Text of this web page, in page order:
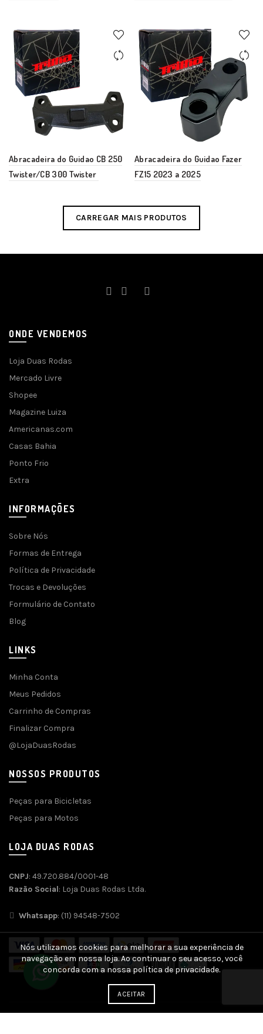
Abracadeira do Guidao CB 250
Twister/CB 300 Twister
Abracadeira do Guidao Fazer
FZ15 2023 a 2025
CARREGAR MAIS PRODUTOS
ONDE VENDEMOS
Loja Duas Rodas
Mercado Livre
Shopee
Magazine Luiza
Americanas.com
Casas Bahia
Ponto Frio
Extra
INFORMAÇÕES
Sobre Nós
Formas de Entrega
Política de Privacidade
Trocas e Devoluções
Formulário de Contato
Blog
LINKS
Minha Conta
Meus Pedidos
Carrinho de Compras
Finalizar Compra
@LojaDuasRodas
NOSSOS PRODUTOS
Peças para Bicicletas
Peças para Motos
LOJA DUAS RODAS
CNPJ: 49.720.884/0001-48
Razão Social: Loja Duas Rodas Ltda.
Whatsapp: (11) 94548-7502
Nós utilizamos cookies para melhorar a sua experiência de
navegação em nossa loja. Ao continuar o seu acesso, você
concorda com a nossa política de privacidade.
ACEITAR